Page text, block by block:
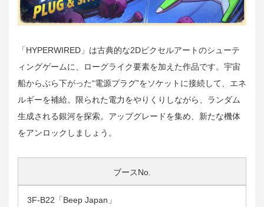
「HYPERWIRED」は古典的な2Dピクセルアートのシューテ
ィングゲームに、ローグライク要素を加えた作品です。宇宙
船からぶら下がった“電源プラグ”をソケットに接続して、エネ
ルギーを補給。限られた電力をやりくりしながら、ランダム
生成される銀河を探索。アップグレードを集め、新たな機体
をアンロックしましょう。
ブースNo.
3F-B22「Beep Japan」